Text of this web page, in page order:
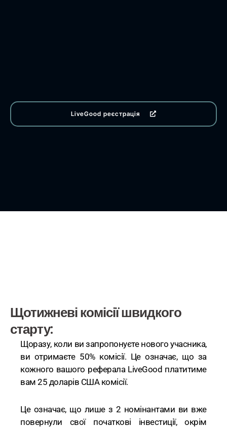
LiveGood реєстрація
Щотижневі комісії швидкого
старту:
Щоразу, коли ви запропонуєте нового учасника,
ви отримаєте 50% комісії. Це означає, що за
кожного вашого реферала LiveGood платитиме
вам 25 доларів США комісії.
Це означає, що лише з 2 номінантами ви вже
повернули свої початкові інвестиції, окрім